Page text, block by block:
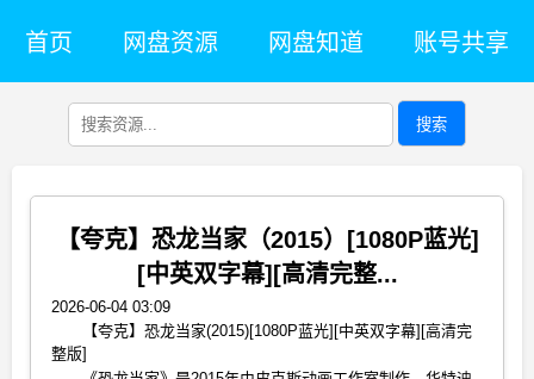
首页 网盘资源 网盘知道 账号共享
搜索
【夸克】恐龙当家（2015）[1080P蓝光]
[中英双字幕][高清完整...
2026-06-04 03:09
【夸克】恐龙当家(2015)[1080P蓝光][中英双字幕][高清完
整版]